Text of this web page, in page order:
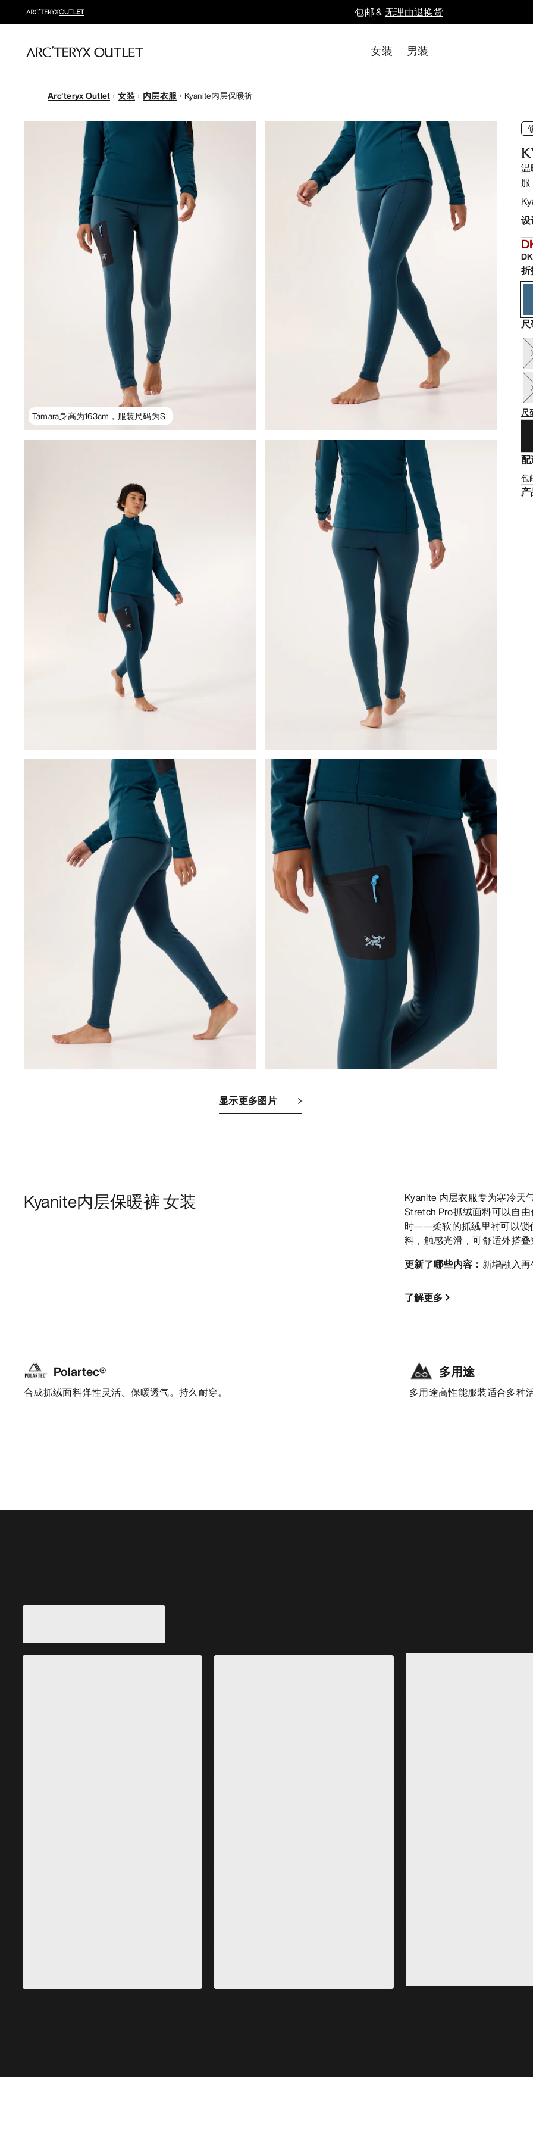
包邮 &无理由退换货
女装 男装
Arc'teryx Outlet 女装 内层衣服 Kyanite内层保暖裤
Tamara身高为163cm，服装尺码为S
显示更多图片
服
尺
包
Kyanite内层保暖裤 女装
Kyanite 内层衣服专为寒冷天
Stretch Pro抓绒面料可以自
时——柔软的抓绒里衬可以锁
料，触感光滑，可舒适外搭
更新了哪些内容： 新增融入再
了解更多
Polartec®
合成抓绒面料弹性灵活、保暖透气。持久耐穿。
多用途
多用途高性能服装适合多种